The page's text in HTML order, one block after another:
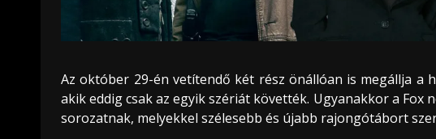
Az október 29-én vetítendő két rész önállóan is megállja a
akik eddig csak az egyik szériát követték. Ugyanakkor a
sorozatnak, melyekkel szélesebb és újabb rajongótábort